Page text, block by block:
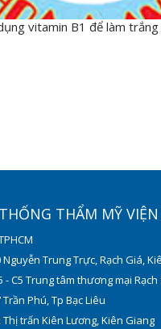
vitamin B1 để làm trắng
THẨM MỸ
Trung Trực, Rạch Giá,
- C5 Trung tâm thương mại Rạch
Phú, Tp Bạc Liêu
Thị trấn Kiên Lương, Kiên Giang